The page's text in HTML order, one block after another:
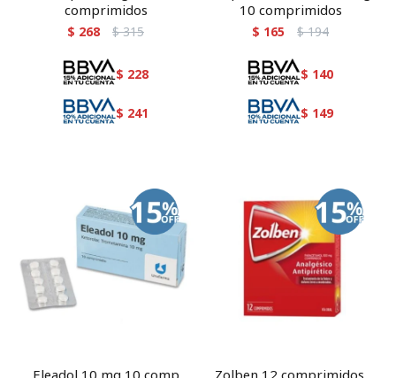
comprimidos
$ 268 $ 315
$ 228
$ 241
10 comprimidos
$ 165 $ 194
$ 140
$ 149
Eleadol 10 mg 10 comp Zolben 12 comprimidos.